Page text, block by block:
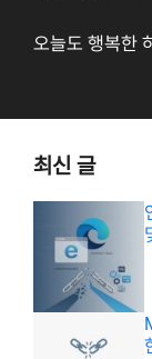
오늘도 행복한
최신 글